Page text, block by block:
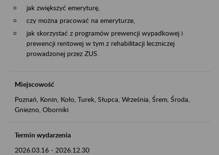
jak zwiększyć emeryturę,
czy można pracować na emeryturze,
jak skorzystać z programów prewencji wypadkowej i
prewencji rentowej w tym z rehabilitacji leczniczej
prowadzonej przez ZUS.
Miejscowość
Poznań, Konin, Koło, Turek, Słupca, Września, Śrem, Środa,
Gniezno, Oborniki
Termin wydarzenia
2026.03.16 - 2026.12.30